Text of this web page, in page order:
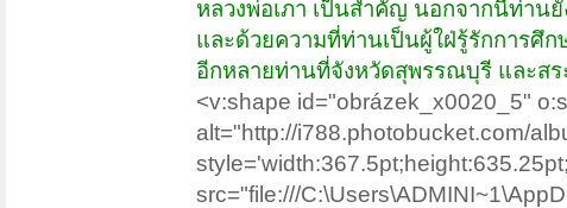
หลวงพ่อเภา เป็นสำคัญ นอกจากนี้ท่าน
และด้วยความที่ท่านเป็นผู้ใฝ่รู้รักการศึก
อีกหลายท่านที่จังหวัดสุพรรณบุรี และสร
<v:shape id="obrázek_x0020_5"
alt="http://i788.photobucket.com/
src="file:///